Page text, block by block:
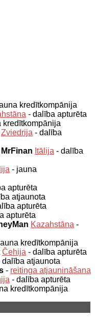
kredītkompānija
- dalība apturēta
kredītkompānija
Zviedrija - dalība
Itālija - dalība
- jauna
apturēta
atjaunota
apturēta
apturēta
Kazahstāna -
kredītkompānija
Čehija - dalība apturēta
dalība atjaunota
- reitinga atjaunināšana
- dalība apturēta
kredītkompānija